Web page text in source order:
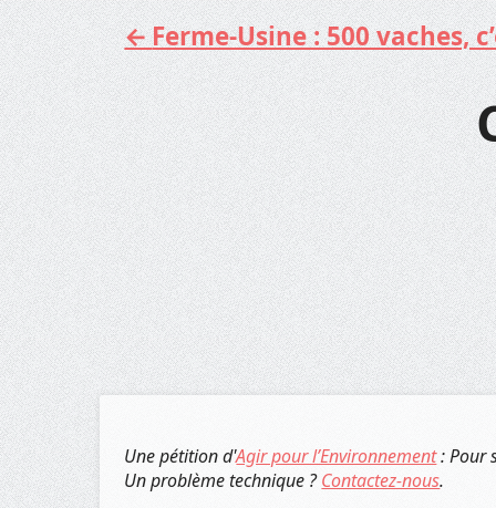
Aller
au
contenu
Ferme-Usine : 500 vaches,
Une pétition d'Agir pour l’Environnement: Pour
Un problème technique ?Contactez-nous.